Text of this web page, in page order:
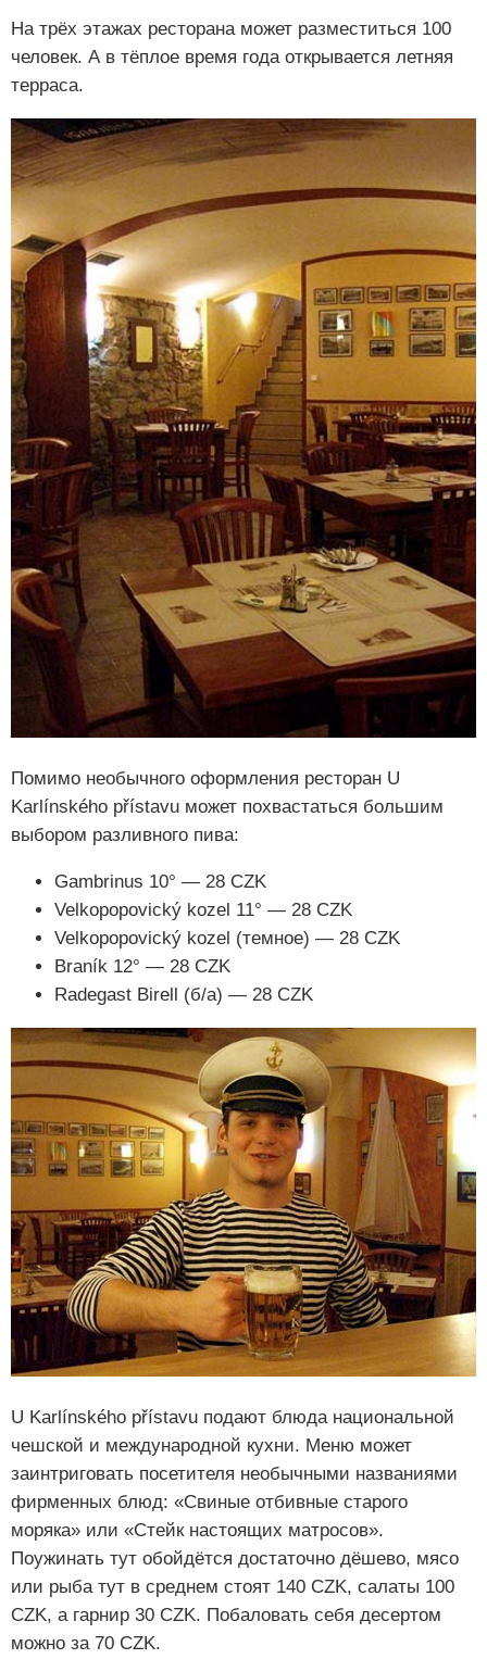
На трёх этажах ресторана может разместиться 100
человек. А в тёплое время года открывается летняя
терраса.
Помимо необычного оформления ресторан U
Karlínského přístavu может похвастаться большим
выбором разливного пива:
Gambrinus 10° — 28 CZK
Velkopopovický kozel 11° — 28 CZK
Velkopopovický kozel (темное) — 28 CZK
Braník 12° — 28 CZK
Radegast Birell (б/а) — 28 CZK
U Karlínského přístavu подают блюда национальной
чешской и международной кухни. Меню может
заинтриговать посетителя необычными названиями
фирменных блюд: «Свиные отбивные старого
моряка» или «Стейк настоящих матросов».
Поужинать тут обойдётся достаточно дёшево, мясо
или рыба тут в среднем стоят 140 CZK, салаты 100
CZK, а гарнир 30 CZK. Побаловать себя десертом
можно за 70 CZK.